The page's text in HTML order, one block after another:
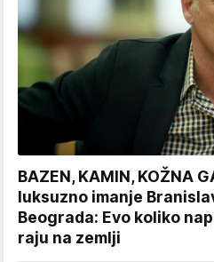
BAZEN, KAMIN, KOŽNA
luksuzno imanje
Beograda: Evo koliko
raju na zemlji